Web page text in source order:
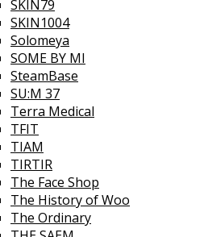
SKIN79
SKIN1004
Solomeya
SOME BY MI
SteamBase
SU:M 37
Terra Medical
TFIT
TIAM
TIRTIR
The Face Shop
The History of Woo
The Ordinary